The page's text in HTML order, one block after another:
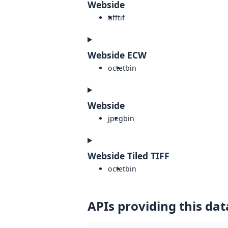
Webside
tifftif
Webside ECW
octetbin
Webside
jpegbin
Webside Tiled TIFF
octetbin
APIs providing this